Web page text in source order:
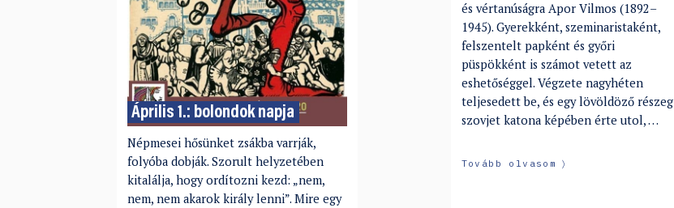
Április 1.: bolondok napja
Népmesei hősünket zsákba varrják,
folyóba dobják. Szorult helyzetében
kitalálja, hogy ordítozni kezd: „nem,
nem, nem akarok király lenni”. Mire egy
és vértanúságra Apor Vilmos (1892–
1945). Gyerekként, szeminaristaként,
felszentelt papként és győri
püspökként is számot vetett az
eshetőséggel. Végzete nagyhéten
teljesedett be, és egy lövöldöző részeg
szovjet katona képében érte utol, …
Tovább olvasom